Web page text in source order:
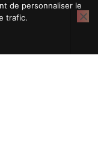
de personnaliser le
trafic.